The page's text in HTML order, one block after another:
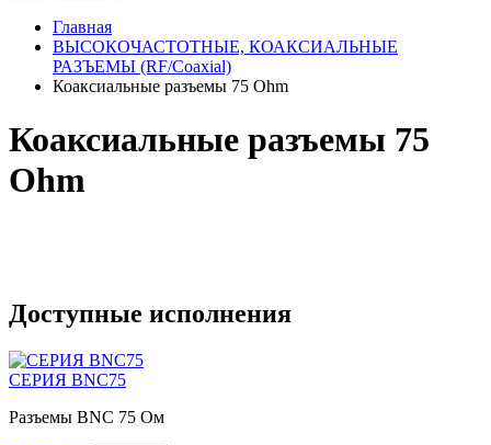
Главная
ВЫСОКОЧАСТОТНЫЕ, КОАКСИАЛЬНЫЕ
РАЗЪЕМЫ (RF/Coaxial)
Коаксиальные разъемы 75 Ohm
Коаксиальные разъемы 75
Ohm
Доступные исполнения
СЕРИЯ BNC75
Разъемы BNC 75 Ом